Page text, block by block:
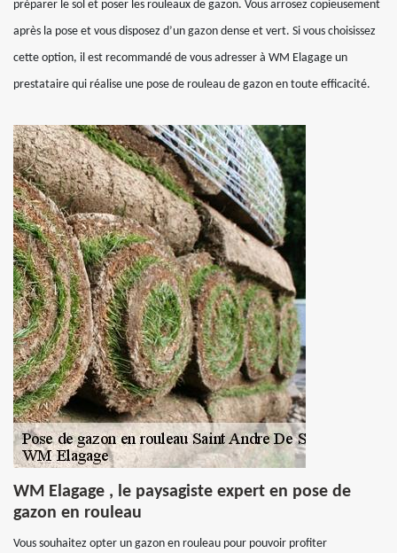
préparer le sol et poser les rouleaux de gazon. Vous arrosez copieusement
après la pose et vous disposez d’un gazon dense et vert. Si vous choisissez
cette option, il est recommandé de vous adresser à WM Elagage un
prestataire qui réalise une pose de rouleau de gazon en toute efficacité.
WM Elagage , le paysagiste expert en pose de
gazon en rouleau
Vous souhaitez opter un gazon en rouleau pour pouvoir profiter